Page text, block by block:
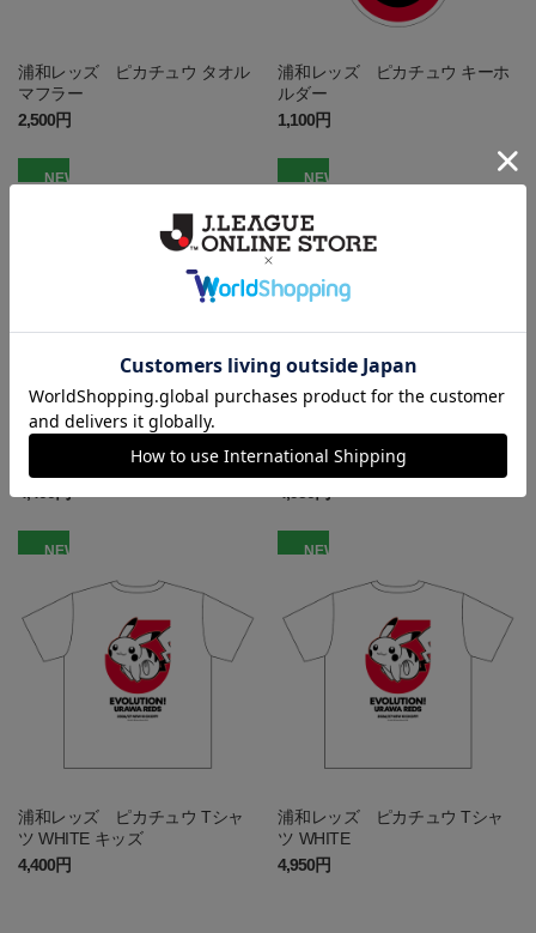
浦和レッズ ピカチュウ タオル
マフラー
2,500円
浦和レッズ ピカチュウ キーホ
ルダー
1,100円
NEW
ツ BLACK キッズ
NEW
ツ BLACK
NEW
浦和レッズ ピカチュウ Tシャ
ツ WHITE キッズ
4,400円
NEW
浦和レッズ ピカチュウ Tシャ
ツ WHITE
4,950円